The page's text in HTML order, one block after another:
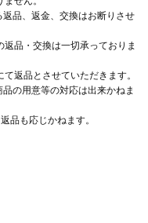
品、返金、交換はお断りさせ
品・交換は一切承っておりま
返品とさせていただきます。
の用意等の対応は出来かねま
品も応じかねます。